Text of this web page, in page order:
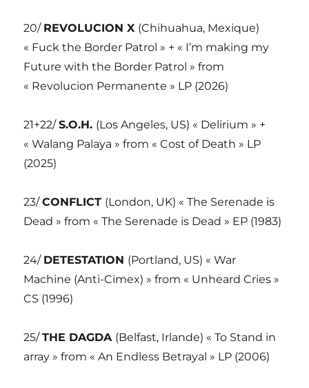
20/ REVOLUCION X (Chihuahua, Mexique)
« Fuck the Border Patrol » + « I’m making my
Future with the Border Patrol » from
« Revolucion Permanente » LP (2026)
21+22/S.O.H. (Los Angeles, US) « Delirium » +
« Walang Palaya » from « Cost of Death » LP
(2025)
23/CONFLICT (London, UK) « The Serenade is
Dead » from « The Serenade is Dead » EP (1983)
24/ DETESTATION (Portland, US) « War
Machine (Anti-Cimex) » from « Unheard Cries »
CS (1996)
25/THE DAGDA (Belfast, Irlande) « To Stand in
array » from « An Endless Betrayal » LP (2006)